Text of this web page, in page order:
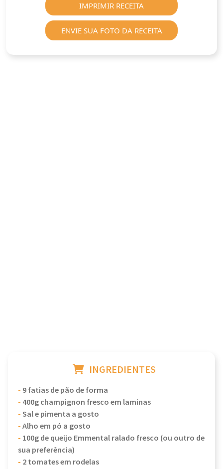
IMPRIMIR RECEITA
ENVIE SUA FOTO DA RECEITA
INGREDIENTES
- 9 fatias de pão de forma
- 400g champignon fresco em laminas
-Sal e pimenta a gosto
-Alho em pó a gosto
- 100g de queijo Emmental ralado fresco (ou outro de
sua preferência)
- 2 tomates em rodelas